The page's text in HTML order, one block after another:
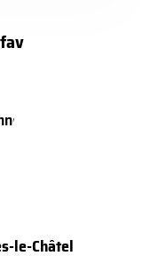
le-Châtel